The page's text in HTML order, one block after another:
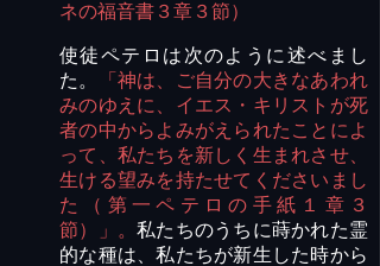
ネの福音書３章３節）
使徒ペテロは次のように述べまし
た。
「神は、ご自分の大きなあわれ
みのゆえに、イエス・キリストが死
者の中からよみがえられたことによ
って、私たちを新しく生まれさせ、
生ける望みを持たせてくださいまし
た（第一ペテロの手紙１章３
節）」。私たちのうちに蒔かれた霊
的な種は、私たちが新生した時から